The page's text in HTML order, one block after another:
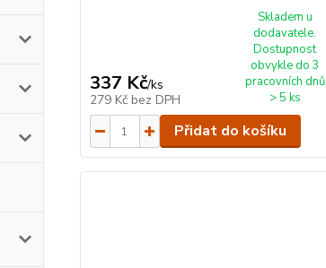
337 Kč/ks
279 Kč bez DPH
Skladem u
dodavatele.
Dostupnost
obvykle do 3
pracovních dnů
> 5 ks
Přidat do košíku